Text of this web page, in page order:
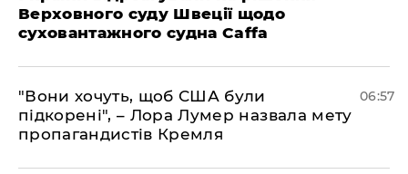
Верховного суду Швеції щодо
суховантажного судна Caffa
"Вони хочуть, щоб США були
підкорені", – Лора Лумер назвала мету
пропагандистів Кремля
06:57